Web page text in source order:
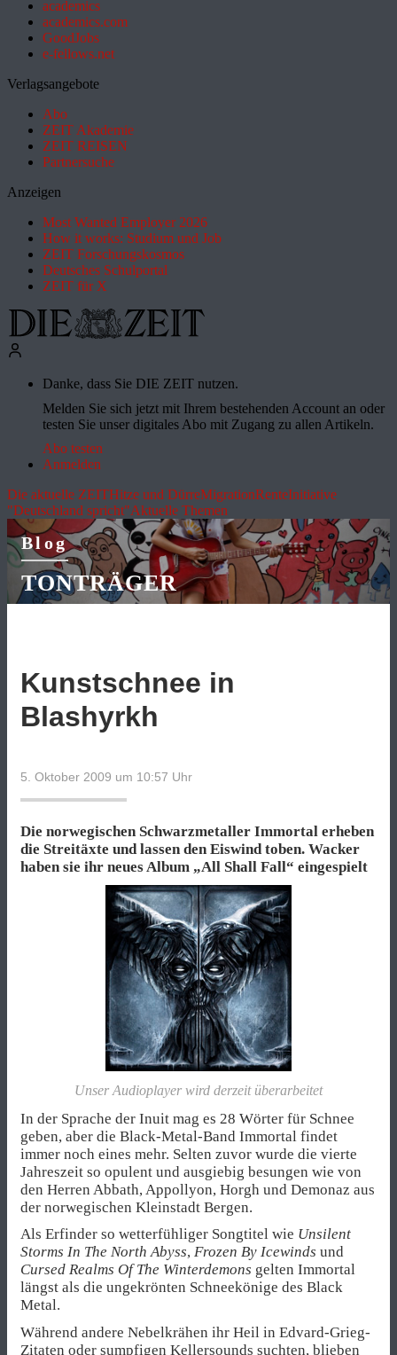
academics
academics.com
GoodJobs
e-fellows.net
Verlagsangebote
Abo
ZEIT Akademie
ZEIT REISEN
Partnersuche
Anzeigen
Most Wanted Employer 2026
How it works: Studium und Job
ZEIT Forschungskosmos
Deutsches Schulportal
ZEIT für X
Danke, dass Sie DIE ZEIT nutzen.
Melden Sie sich jetzt mit Ihrem bestehenden Account an oder
testen Sie unser digitales Abo mit Zugang zu allen Artikeln.
Abo testen
Anmelden
Die aktuelle ZEITHitze und DürreMigrationRenteInitiative
"Deutschland spricht"Aktuelle Themen
Blog
TONTRÄGER
Kunstschnee in
Blashyrkh
5. Oktober 2009 um 10:57 Uhr
Die norwegischen Schwarzmetaller Immortal erheben
die Streitäxte und lassen den Eiswind toben. Wacker
haben sie ihr neues Album „All Shall Fall“ eingespielt
Unser Audioplayer wird derzeit überarbeitet
In der Sprache der Inuit mag es 28 Wörter für Schnee
geben, aber die Black-Metal-Band Immortal findet
immer noch eines mehr. Selten zuvor wurde die vierte
Jahreszeit so opulent und ausgiebig besungen wie von
den Herren Abbath, Appollyon, Horgh und Demonaz aus
der norwegischen Kleinstadt Bergen.
Als Erfinder so wetterfühliger Songtitel wie Unsilent
Storms In The North Abyss, Frozen By Icewinds und
Cursed Realms Of The Winterdemons gelten Immortal
längst als die ungekrönten Schneekönige des Black
Metal.
Während andere Nebelkrähen ihr Heil in Edvard-Grieg-
Zitaten oder sumpfigen Kellersounds suchten, blieben